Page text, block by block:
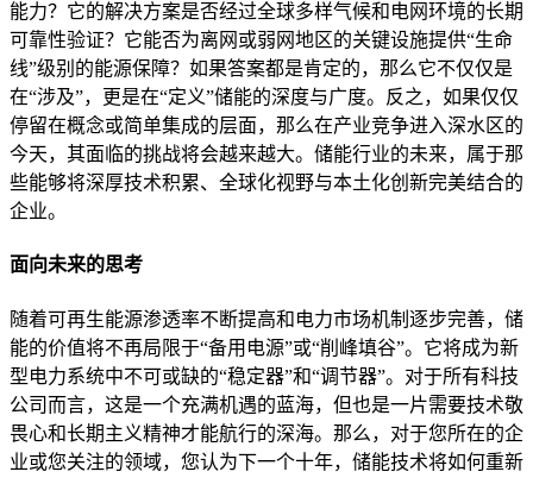
能力？它的解决方案是否经过全球多样气候和电网环境的长期
可靠性验证？它能否为离网或弱网地区的关键设施提供“生命
线”级别的能源保障？如果答案都是肯定的，那么它不仅仅是
在“涉及”，更是在“定义”储能的深度与广度。反之，如果仅仅
停留在概念或简单集成的层面，那么在产业竞争进入深水区的
今天，其面临的挑战将会越来越大。储能行业的未来，属于那
些能够将深厚技术积累、全球化视野与本土化创新完美结合的
企业。
面向未来的思考
随着可再生能源渗透率不断提高和电力市场机制逐步完善，储
能的价值将不再局限于“备用电源”或“削峰填谷”。它将成为新
型电力系统中不可或缺的“稳定器”和“调节器”。对于所有科技
公司而言，这是一个充满机遇的蓝海，但也是一片需要技术敬
畏心和长期主义精神才能航行的深海。那么，对于您所在的企
业或您关注的领域，您认为下一个十年，储能技术将如何重新